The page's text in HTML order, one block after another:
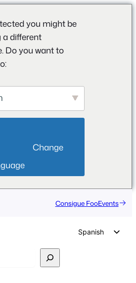
you might be
a different
Do you want to
Consigue FooEvents
Spanish